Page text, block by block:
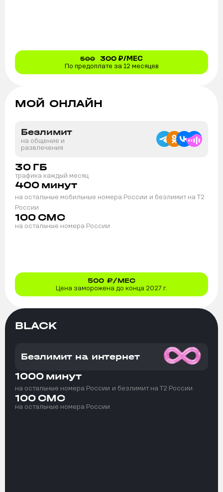
500 300 ₽/МЕС
По предоплате за 12 месяцев
МОЙ ОНЛАЙН
Безлимит
на общение и
развлечения
30 ГБ
трафика каждый месяц
400 минут
на остальные мобильные номера России и безлимит на T2
России
100 СМС
на остальные номера России
500 ₽/МЕС
Цена заморожена до конца 2027 г.
BLACK
Безлимит на интернет
1000 минут
на остальные номера России и безлимит на T2 России
100 СМС
на остальные номера России